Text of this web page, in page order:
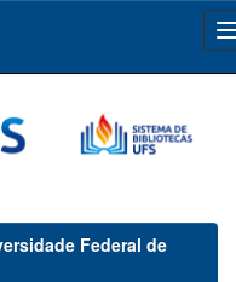
Federal de